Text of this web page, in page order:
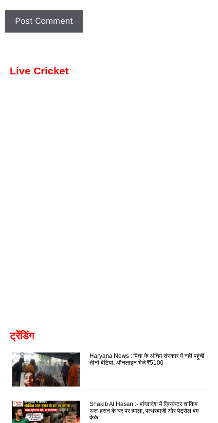
Live Cricket
ट्रेंडिंग
Haryana News : पिता के अंतिम संस्कार में नहीं पहुंचीं
तीनों बेटियां, ऑनलाइन भेजे ₹5100
Shakib Al Hasan :- बांग्लादेश में क्रिकेटर शाकिब
अल-हसन के घर पर हमला, पत्थरबाजी और पेट्रोल बम
फेंके